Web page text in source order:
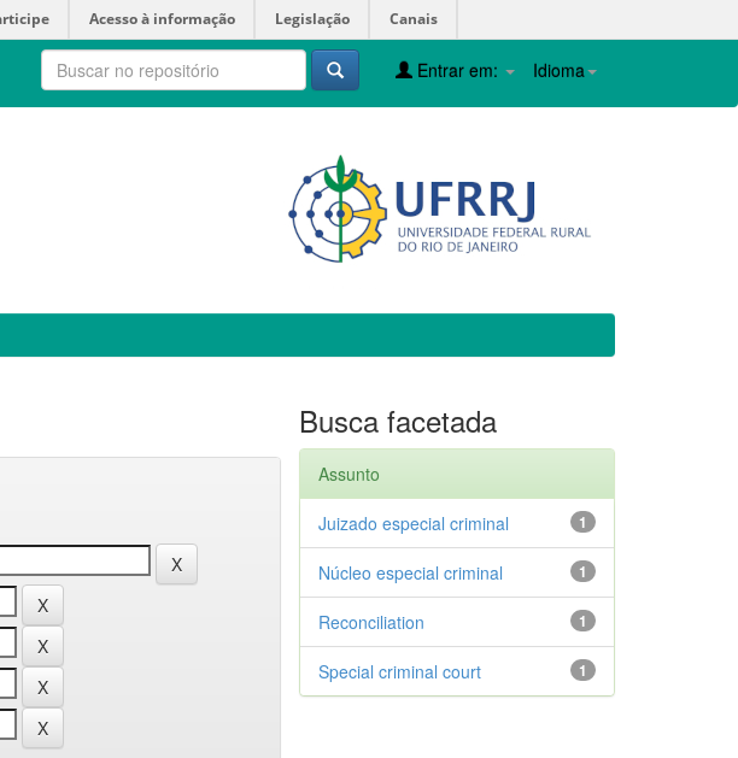
Acesso à informação Legislação Canais
Idioma
Entrar em:
Busca facetada
Assunto
1
Juizado especial criminal
1
Núcleo especial criminal
1
Reconciliation
1
Special criminal court